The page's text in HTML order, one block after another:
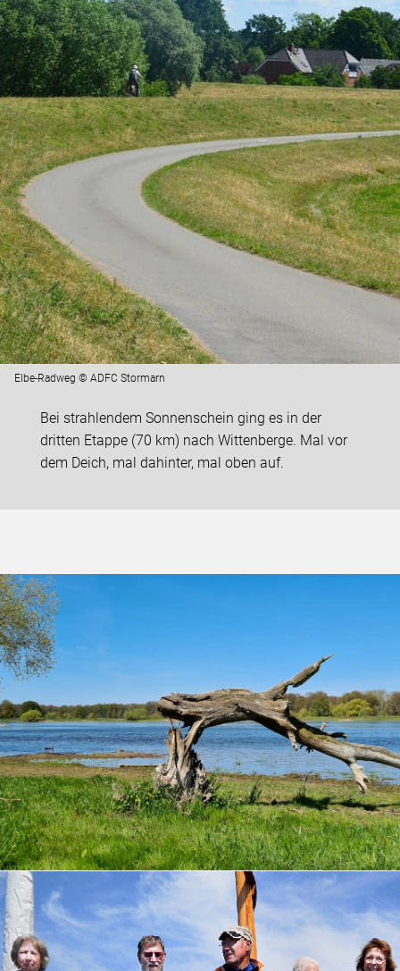
Elbe-Radweg © ADFC Stormarn
Bei strahlendem Sonnenschein ging es in der
dritten Etappe (70 km) nach Wittenberge. Mal vor
dem Deich, mal dahinter, mal oben auf.